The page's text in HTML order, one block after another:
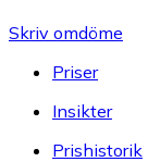
Skriv omdöme
Priser
Insikter
Prishistorik